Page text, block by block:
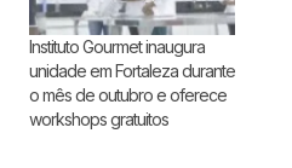
Instituto Gourmet inaugura
unidade em Fortaleza durante
o mês de outubro e oferece
workshops gratuitos